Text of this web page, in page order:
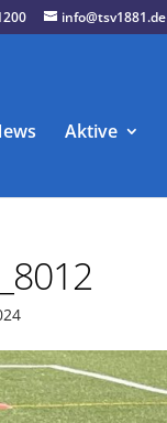
info@tsv1881.de
Aktive